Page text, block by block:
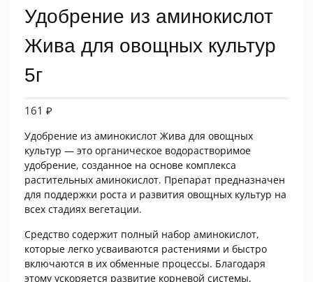
Удобрение из аминокислот
Жива для овощных культур
5г
161 ₽
Удобрение из аминокислот Жива для овощных
культур — это органическое водорастворимое
удобрение, созданное на основе комплекса
растительных аминокислот. Препарат предназначен
для поддержки роста и развития овощных культур на
всех стадиях вегетации.
Средство содержит полный набор аминокислот,
которые легко усваиваются растениями и быстро
включаются в их обменные процессы. Благодаря
этому ускоряется развитие корневой системы,